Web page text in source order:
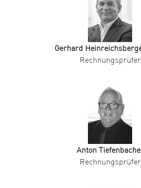
Gerhard
Rechnungsprüfer
Anton
Rechnungsprüfer